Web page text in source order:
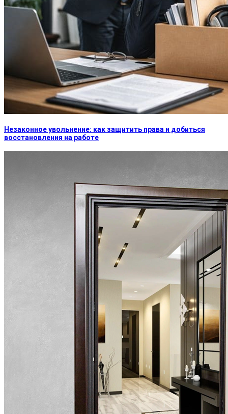
Незаконное увольнение: как защитить права и добиться
восстановления на работе